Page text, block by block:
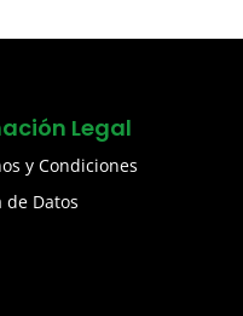
Legal
y Condiciones
de Datos